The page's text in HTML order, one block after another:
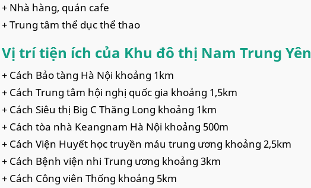
+ Nhà hàng, quán cafe
+ Trung tâm thể dục thể thao
Vị trí tiện ích của Khu đô thị Nam Trung Yên
+ Cách Bảo tàng Hà Nội khoảng 1km
+ Cách Trung tâm hội nghị quốc gia khoảng 1,5km
+ Cách Siêu thị Big C Thăng Long khoảng 1km
+ Cách tòa nhà Keangnam Hà Nội khoảng 500m
+ Cách Viện Huyết học truyền máu trung ương khoảng 2,5km
+ Cách Bệnh viện nhi Trung ương khoảng 3km
+ Cách Công viên Thống khoảng 5km